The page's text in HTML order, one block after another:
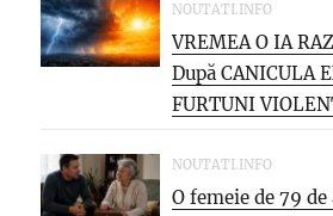
NOUTATI.INFO
VREMEA O IA
După CANICULA
FURTUNI
NOI...
NOUTATI.INFO
O femeie de 79